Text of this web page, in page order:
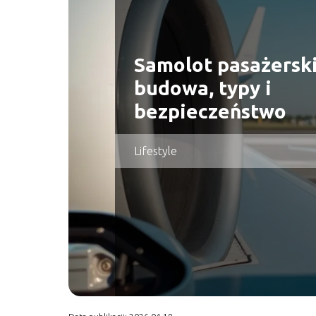
Samolot
budowa, typy i
bezpieczeństwo
Lifestyle